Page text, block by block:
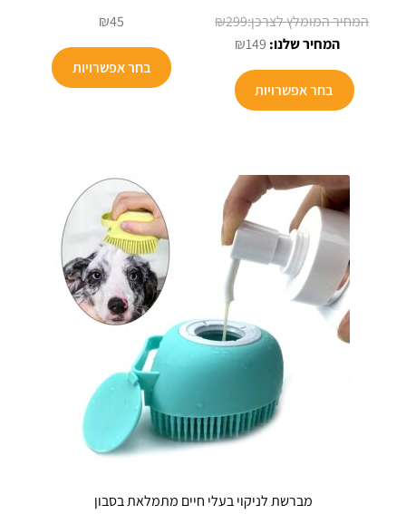
₪299 המחיר
₪149 המחיר
הוא:
בחר אפשרויות
למוצר
ניתן
לבחור
את
האפשרויות
בעמוד
המוצר
₪45
בחר אפשרויות
מברשת לניקוי בעלי חיים מתמלאת בסבון